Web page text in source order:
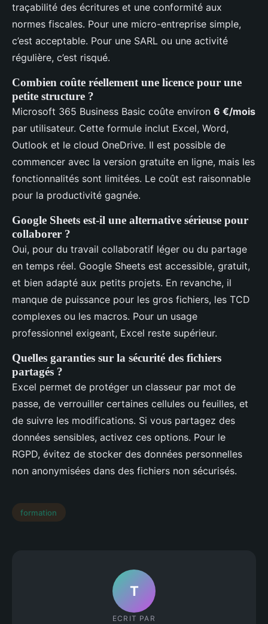
traçabilité des écritures et une conformité aux
normes fiscales. Pour une micro-entreprise simple,
c’est acceptable. Pour une SARL ou une activité
régulière, c’est risqué.
Combien coûte réellement une licence pour une
petite structure ?
Microsoft 365 Business Basic coûte environ 6 €/mois
par utilisateur. Cette formule inclut Excel, Word,
Outlook et le cloud OneDrive. Il est possible de
commencer avec la version gratuite en ligne, mais les
fonctionnalités sont limitées. Le coût est raisonnable
pour la productivité gagnée.
Google Sheets est-il une alternative sérieuse pour
collaborer ?
Oui, pour du travail collaboratif léger ou du partage
en temps réel. Google Sheets est accessible, gratuit,
et bien adapté aux petits projets. En revanche, il
manque de puissance pour les gros fichiers, les TCD
complexes ou les macros. Pour un usage
professionnel exigeant, Excel reste supérieur.
Quelles garanties sur la sécurité des fichiers
partagés ?
Excel permet de protéger un classeur par mot de
passe, de verrouiller certaines cellules ou feuilles, et
de suivre les modifications. Si vous partagez des
données sensibles, activez ces options. Pour le
RGPD, évitez de stocker des données personnelles
non anonymisées dans des fichiers non sécurisés.
formation
T
ECRIT PAR